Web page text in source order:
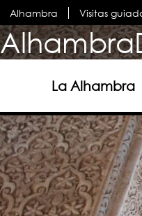
Alhambra Visitas
La Alhambra